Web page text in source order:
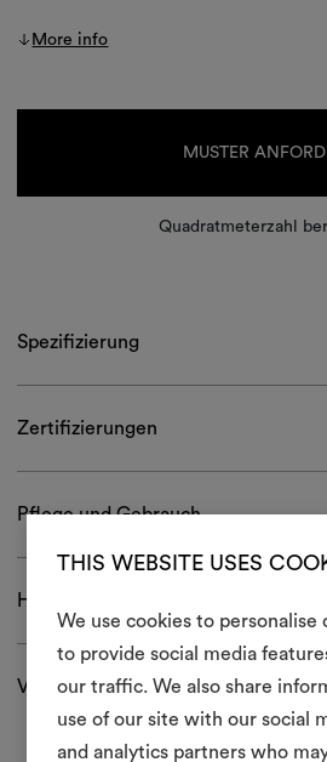
THIS WEBSITE USES
We use cookies to personalise
to provide social media
our traffic. We also share
use of our site with our social
and analytics partners who
More info
MUSTER
Quadratmeterzahl
Spezifizierung
Zertifizierungen
Pflege und Gebrauch
Herunterladen
Versand und Rücksendungen